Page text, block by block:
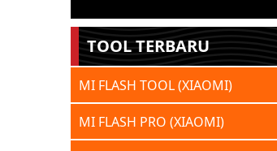
TOOL TERBARU
MI FLASH TOOL (XIAOMI)
MI FLASH PRO (XIAOMI)